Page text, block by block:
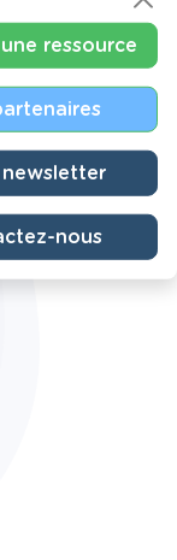
ressource
newsletter
nous